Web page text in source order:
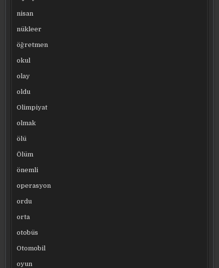
nisan
nükleer
öğretmen
okul
olay
oldu
Olimpiyat
olmak
ölü
Ölüm
önemli
operasyon
ordu
orta
otobüs
Otomobil
oyun